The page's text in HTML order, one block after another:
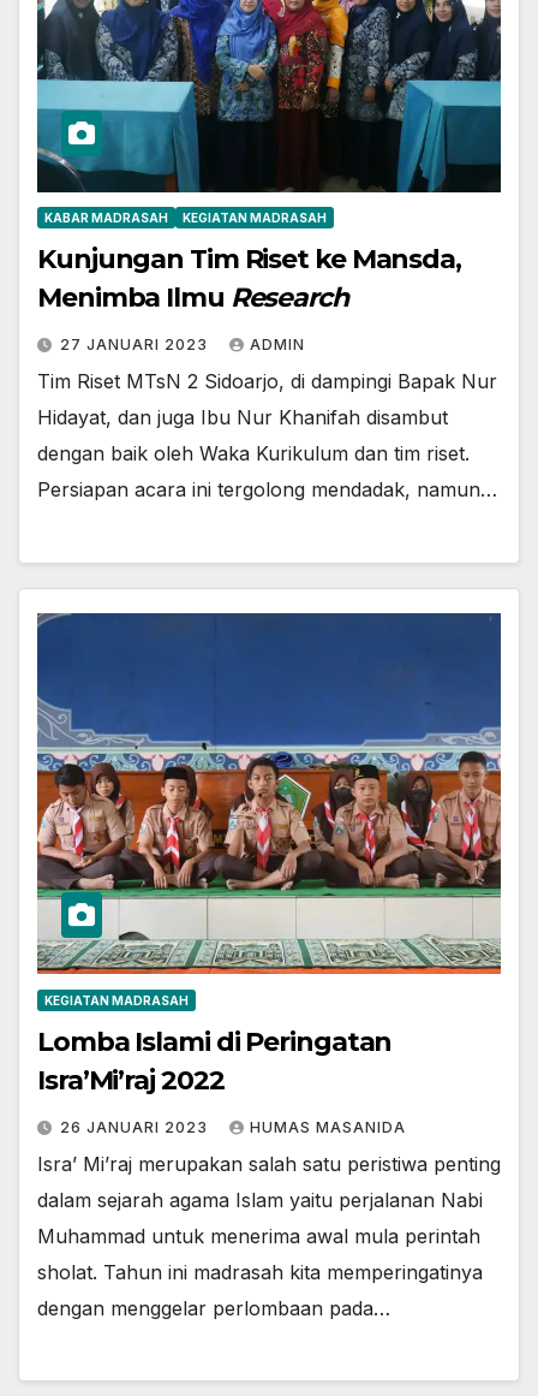
KABAR MADRASAH KEGIATAN MADRASAH
Kunjungan Tim Riset ke Mansda,
Menimba Ilmu Research
27 JANUARI 2023 ADMIN
Tim Riset MTsN 2 Sidoarjo, di dampingi Bapak Nur
Hidayat, dan juga Ibu Nur Khanifah disambut
dengan baik oleh Waka Kurikulum dan tim riset.
Persiapan acara ini tergolong mendadak, namun…
KEGIATAN MADRASAH
Lomba Islami di Peringatan
Isra’Mi’raj 2022
26 JANUARI 2023 HUMAS MASANIDA
Isra’ Mi’raj merupakan salah satu peristiwa penting
dalam sejarah agama Islam yaitu perjalanan Nabi
Muhammad untuk menerima awal mula perintah
sholat. Tahun ini madrasah kita memperingatinya
dengan menggelar perlombaan pada…